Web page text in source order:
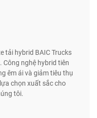
tải hybrid BAIC Trucks
nghệ hybrid tiên
êm ái và giảm tiêu thụ
chọn xuất sắc cho
tôi.